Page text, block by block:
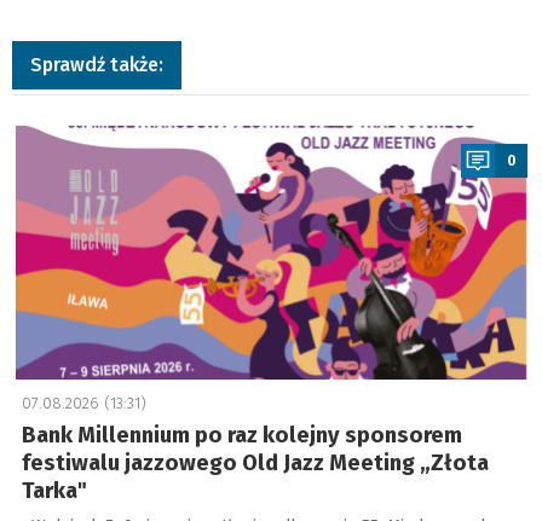
Sprawdź także:
a
0
07.08.2026 (13:31)
Bank Millennium po raz kolejny sponsorem
festiwalu jazzowego Old Jazz Meeting „Złota
Tarka"